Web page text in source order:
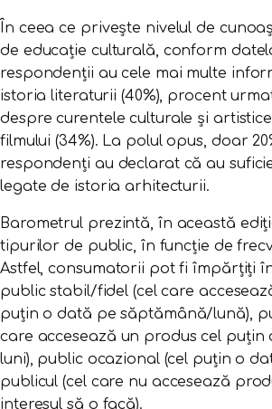
În ceea ce privește nivelul de
de educație culturală, conform
respondenții au cele mai multe
istoria literaturii (40%), procent
despre curentele culturale și artistice
filmului (34%). La polul opus, doar
respondenți au declarat că au
legate de istoria arhitecturii.
Barometrul prezintă, în această
tipurilor de public, în funcție de
Astfel, consumatorii pot fi împărțiți
public stabil/fidel (cel care
puțin o dată pe săptămână/lună),
care accesează un produs cel puțin
luni), public ocazional (cel puțin o
publicul (cel care nu accesează
interesul să o facă).